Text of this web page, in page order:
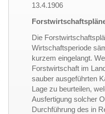
13.4.1906
Die
Wirtschaftsperiode
kurzem eingelangt.
Forstwirtschaft im
sauber ausgeführten
Lage zu beurteilen,
Ausfertigung solcher
Durchführung des in